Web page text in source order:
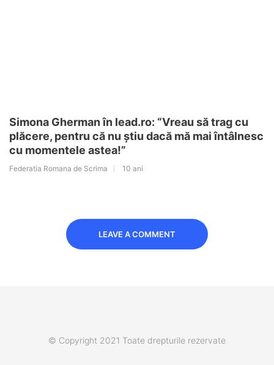
Simona Gherman în lead.ro: “Vreau să trag cu
plăcere, pentru că nu știu dacă mă mai întâlnesc
cu momentele astea!”
Federatia Romana de Scrima 10 ani
LEAVE A COMMENT
© Copyright 2021 Toate drepturile rezervate